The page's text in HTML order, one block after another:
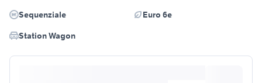
Sequenziale
Euro 6e
Station Wagon